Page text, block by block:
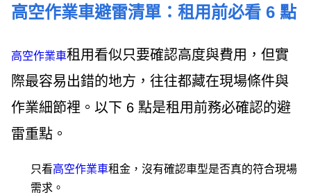
高空作業車避雷清單：租用前必看 6 點
高空作業車租用看似只要確認高度與費用，但實
際最容易出錯的地方，往往都藏在現場條件與
作業細節裡。以下 6 點是租用前務必確認的避
雷重點。
只看高空作業車租金，沒有確認車型是否真的符合現場
需求。